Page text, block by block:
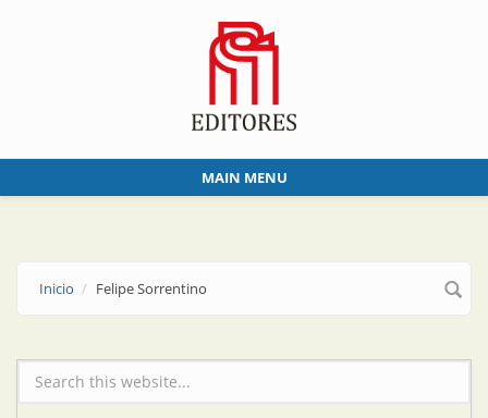
MAIN MENU
Inicio Felipe Sorrentino
Formulario de búsqueda